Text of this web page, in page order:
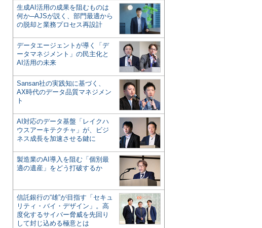
生成AI活用の成果を阻むものは
何か─AJSが説く、部門最適から
の脱却と業務プロセス再設計
データエージェントが導く「デ
ータマネジメント」の民主化と
AI活用の未来
Sansan社の実践知に基づく、
AX時代のデータ品質マネジメン
ト
AI対応のデータ基盤「レイクハ
ウスアーキテクチャ」が、ビジ
ネス成長を加速させる鍵に
製造業のAI導入を阻む「個別最
適の遺産」をどう打破するか
信託銀行の“雄”が目指す「セキュ
リティ・バイ・デザイン」。高
度化するサイバー脅威を先回り
して封じ込める極意とは